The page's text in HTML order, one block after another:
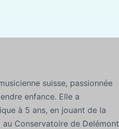
suisse, passionnée
enfance. Elle a
à 5 ans, en jouant de la
Conservatoire de Delémont